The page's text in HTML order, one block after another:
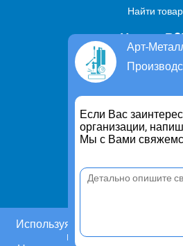
Арт-
Если Вас
организации,
Мы с Вами
Используя этот сайт, Вы даете
использование
Найти товар
Услуги
Найти услугу
Предложить свою
Транспортные
Политика
Контакты